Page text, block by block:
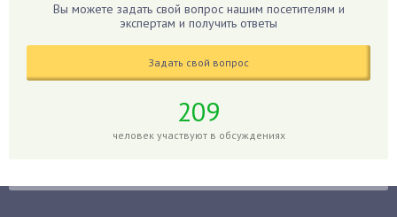
Голубика
Груши
Вы можете задать свой вопрос нашим посетителям и
экспертам и получить ответы
Задать свой вопрос
209
человек участвуют в обсуждениях